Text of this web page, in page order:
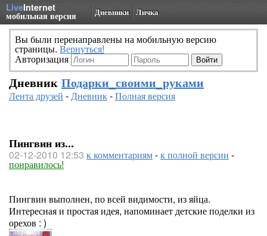
LiveInternet
мобильная версия Дневники Личка
Вы были перенаправлены на мобильную версию
страницы. Вернуться!
Авторизация
Дневник Подарки_своими_руками
Лента друзей -Дневник-Полная версия
Пингвин из...
02-12-2010 12:53 к комментариям-к полной версии -
понравилось!
Пингвин выполнен, по всей видимости, из яйца.
Интересная и простая идея, напоминает детские поделки из
орехов : )